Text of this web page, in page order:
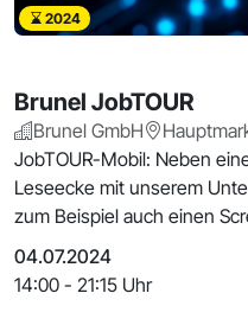
2024
Brunel JobTOUR
Brunel GmbH
JobTOUR-Mobil: Neben
Leseecke mit unserem
zum Beispiel auch einen
04.07.2024
14:00 - 21:15 Uhr